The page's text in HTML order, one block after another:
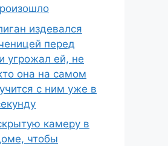
издевался
перед
угрожал ей, не
она на самом
с ним уже в
камеру в
чтобы